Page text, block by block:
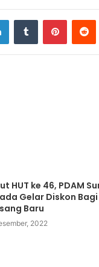
LinkedInTumblr Pinterest
HUT ke 46, PDAM
Gelar Diskon Bagi
Baru
2022